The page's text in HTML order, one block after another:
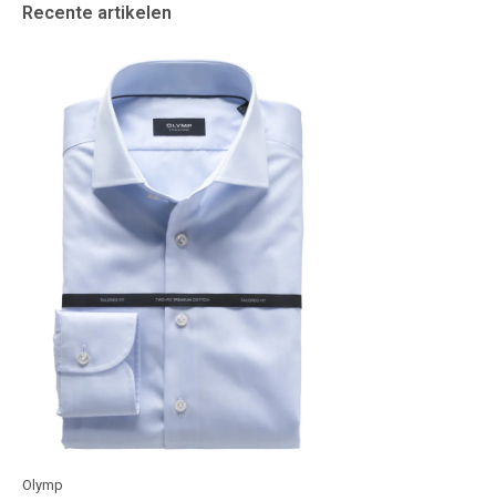
Recente artikelen
Olymp